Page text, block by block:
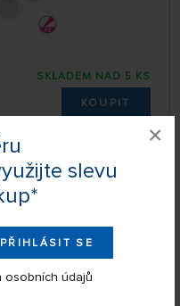
slevu
PŘIHLÁSIT SE
osobních údajů
×
SKLADEM NAD 5 KS
KOUPIT
velikost hrotu